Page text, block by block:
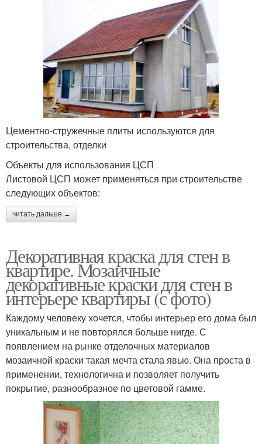
Цементно-стружечные плиты используются для
строительства, отделки
Объекты для использования ЦСП
Листовой ЦСП может применяться при строительстве
следующих объектов:
читать дальше →
Декоративная краска для стен в
квартире. Мозаичные
декоративные краски для стен в
интерьере квартиры (с фото)
Каждому человеку хочется, чтобы интерьер его дома был
уникальным и не повторялся больше нигде. С
появлением на рынке отделочных материалов
мозаичной краски такая мечта стала явью. Она проста в
применении, технологична и позволяет получить
покрытие, разнообразное по цветовой гамме.